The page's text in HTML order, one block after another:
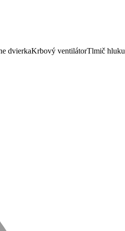
dvierkaKrbový ventilátorTlmič hluku